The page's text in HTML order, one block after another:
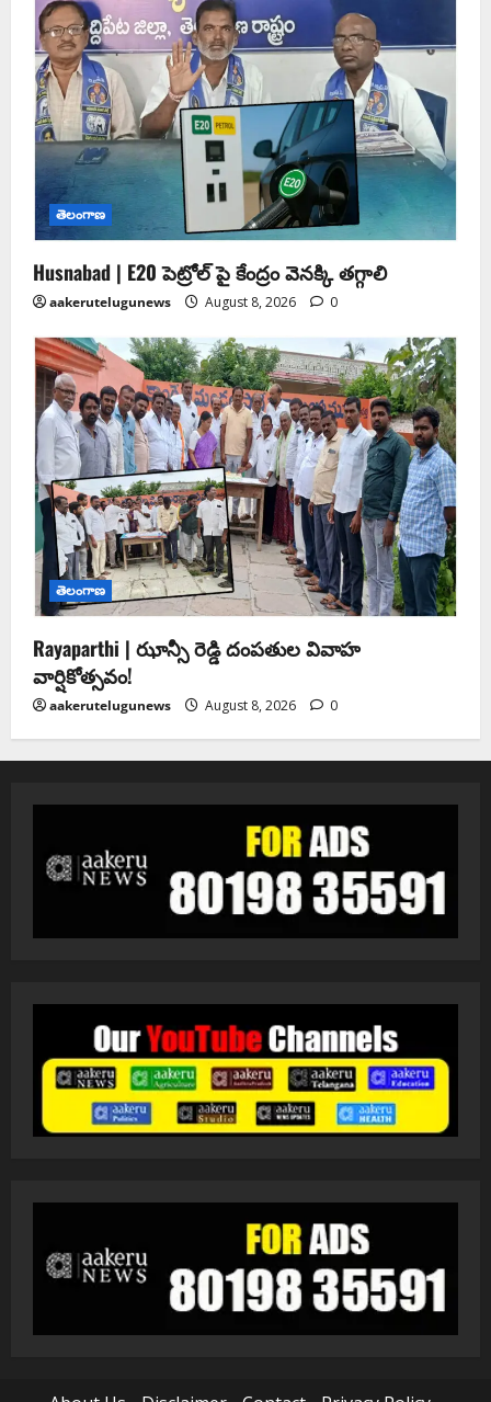
తెలంగాణ
Husnabad | E20 పెట్రోల్ పై కేంద్రం వెనక్కి తగ్గాలి
aakerutelugunews August 8, 2026 0
తెలంగాణ
Rayaparthi | ఝాన్సీ రెడ్డి దంపతుల వివాహ
వార్షికోత్సవం!
aakerutelugunews August 8, 2026 0